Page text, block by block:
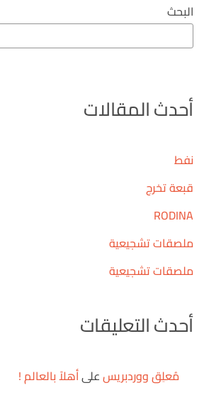
البحث
أحدث المقالات
نفط
قبعة تخرج
RODINA
ملصقات تشجيعية
ملصقات تشجيعية
أحدث التعليقات
مُعلِق ووردبريسعلىأهلاً بالعالم !